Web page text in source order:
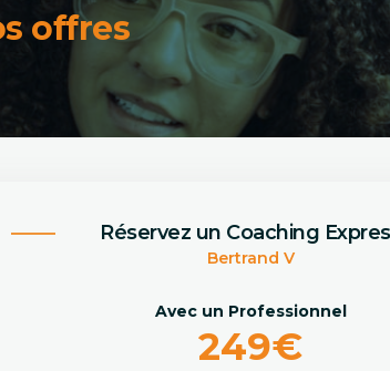
offres
Réservez un Coaching
Bertrand V
Avec un Professionnel
249€